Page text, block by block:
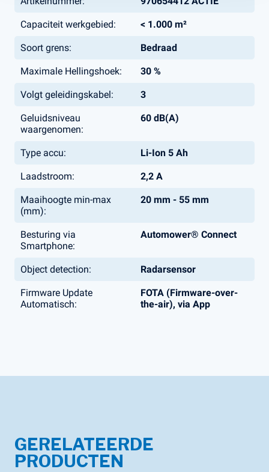
Capaciteit werkgebied: < 1.000 m²
Soort grens: Bedraad
Maximale Hellingshoek: 30 %
Volgt geleidingskabel: 3
Geluidsniveau
waargenomen:
60 dB(A)
Type accu: Li-Ion 5 Ah
Laadstroom: 2,2 A
Maaihoogte min-max
(mm):
20 mm - 55 mm
Besturing via
Smartphone:
Automower® Connect
Object detection: Radarsensor
Firmware Update
Automatisch:
FOTA (Firmware-over-
the-air), via App
GERELATEERDE
PRODUCTEN